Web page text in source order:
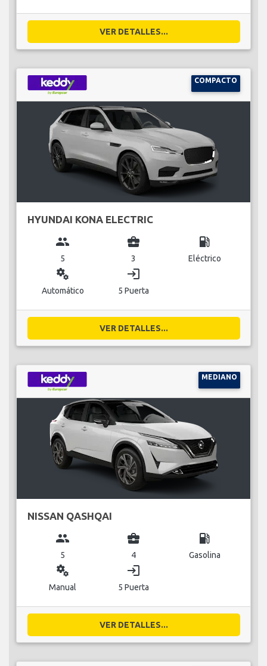
VER DETALLES...
COMPACTO
HYUNDAI KONA ELECTRIC
group
5
business_center
3
local_gas_station
Eléctrico
miscellaneous_services
Automático
login
5 Puerta
VER DETALLES...
MEDIANO
NISSAN QASHQAI
group
5
business_center
4
local_gas_station
Gasolina
miscellaneous_services
Manual
login
5 Puerta
VER DETALLES...